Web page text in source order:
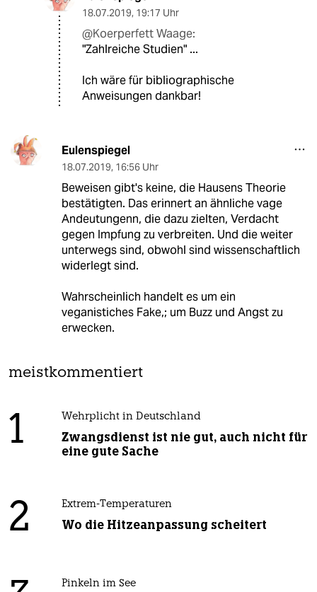
18.07.2019, 19:17 Uhr
@Koerperfett Waage:
"Zahlreiche Studien" ...
Ich wäre für bibliographische
Anweisungen dankbar!
Eulenspiegel
18.07.2019, 16:56 Uhr
Beweisen gibt's keine, die Hausens Theorie
bestätigten. Das erinnert an ähnliche vage
Andeutungenn, die dazu zielten, Verdacht
gegen Impfung zu verbreiten. Und die weiter
unterwegs sind, obwohl sind wissenschaftlich
widerlegt sind.
Wahrscheinlich handelt es um ein
veganistiches Fake,; um Buzz und Angst zu
erwecken.
meistkommentiert
1 Wehrplicht in Deutschland
Zwangsdienst ist nie gut, auch nicht für
eine gute Sache
2 Extrem-Temperaturen
Wo die Hitzeanpassung scheitert
Pinkeln im See